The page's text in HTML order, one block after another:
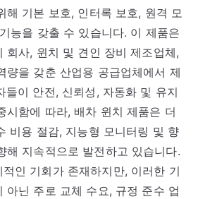
해 기본 보호, 인터록 보호, 원격 모
능을 갖출 수 있습니다. 이 제품은
회사, 윈치 및 견인 장비 제조업체,
량을 갖춘 산업용 공급업체에서 제
들이 안전, 신뢰성, 자동화 및 유지
시함에 따라, 배차 윈치 제품은 더
비용 절감, 지능형 모니터링 및 향
해 지속적으로 발전하고 있습니다.
인 기회가 존재하지만, 이러한 기
아닌 주로 교체 수요, 규정 준수 업